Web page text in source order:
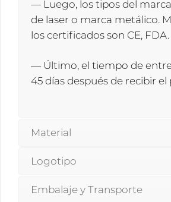
— Luego, los tipos del
de laser o marca metálico.
los certificados son CE, FDA.
— Último, el tiempo de
45 días después de recibir el
Material
Logotipo
Embalaje y Transporte